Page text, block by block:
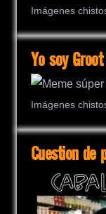
Imágenes
Yo soy Groot
Imágenes
Cuestion de